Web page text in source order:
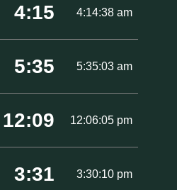
4:15 4:14:38 am
5:35 5:35:03 am
12:09 12:06:05 pm
3:31 3:30:10 pm